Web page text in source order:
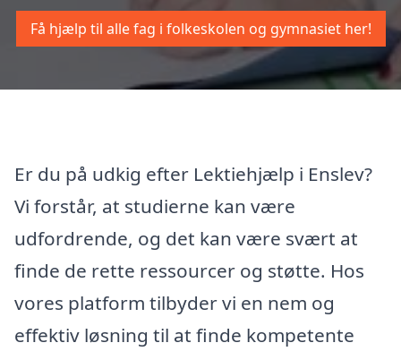
Få hjælp til alle fag i folkeskolen og gymnasiet her!
Er du på udkig efter Lektiehjælp i Enslev?
Vi forstår, at studierne kan være
udfordrende, og det kan være svært at
finde de rette ressourcer og støtte. Hos
vores platform tilbyder vi en nem og
effektiv løsning til at finde kompetente